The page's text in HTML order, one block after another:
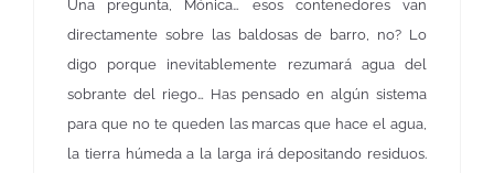
Una pregunta, Mónica… esos contenedores van
directamente sobre las baldosas de barro, no? Lo
digo porque inevitablemente rezumará agua del
sobrante del riego… Has pensado en algún sistema
para que no te queden las marcas que hace el agua,
la tierra húmeda a la larga irá depositando residuos.